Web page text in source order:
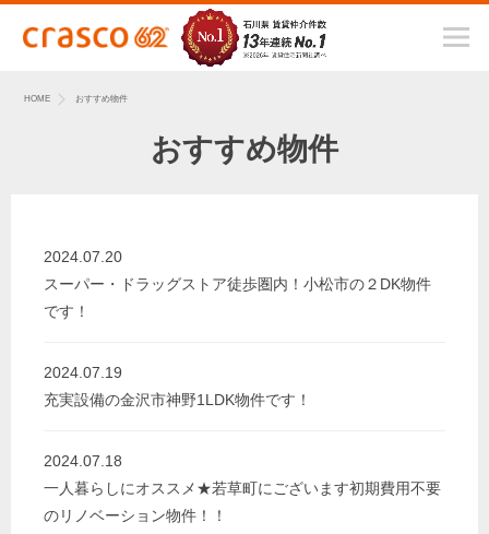
HOME おすすめ物件
おすすめ物件
2024.07.20
スーパー・ドラッグストア徒歩圏内！小松市の２DK物件
です！
2024.07.19
充実設備の金沢市神野1LDK物件です！
2024.07.18
一人暮らしにオススメ★若草町にございます初期費用不要
のリノベーション物件！！